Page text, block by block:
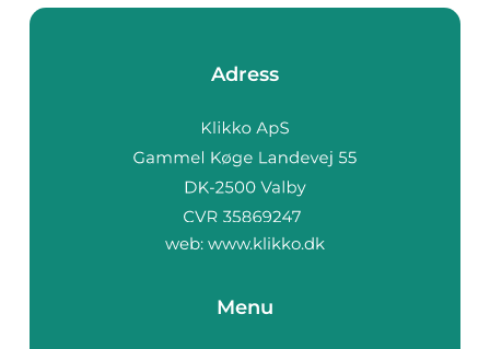
Adress
web: www.klikko.dk
Menu